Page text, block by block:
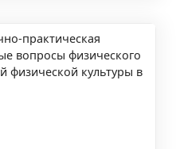
практическая
вопросы физического
физической культуры в